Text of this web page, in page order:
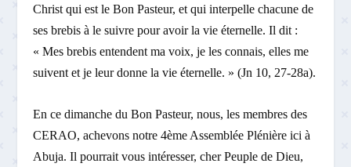
Christ qui est le Bon Pasteur, et qui interpelle chacune de
ses brebis à le suivre pour avoir la vie éternelle. Il dit :
« Mes brebis entendent ma voix, je les connais, elles me
suivent et je leur donne la vie éternelle. » (Jn 10, 27-28a).
En ce dimanche du Bon Pasteur, nous, les membres des
CERAO, achevons notre 4ème Assemblée Plénière ici à
Abuja. Il pourrait vous intéresser, cher Peuple de Dieu,